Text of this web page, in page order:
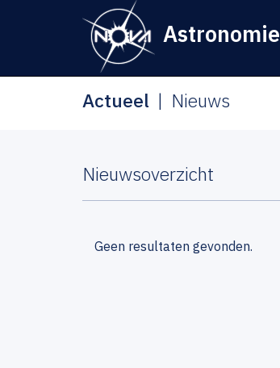
Astronomie
Actueel Nieuws
Nieuwsoverzicht
Geen resultaten gevonden.